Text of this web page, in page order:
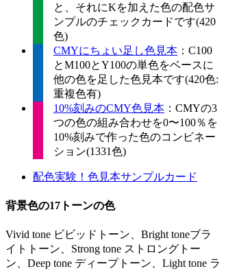
と、それにKを加えた色の配色サ
ンプルのチェックカードです(420
色)
CMYにちょい足し色見本 ：C100
とM100とY100の単色をベースに
他の色を足した色見本です(420色:
重複色有)
10%刻みのCMY色見本 ：CMYの3
つの色の組み合わせを0〜100％を
10%刻みで作った色のコンビネー
ション(1331色)
配色実験！色見本サンプルカード
背景色の17トーンの色
Vivid tone ビビッドトーン、Bright toneブラ
イトトーン、Strong tone ストロングトー
ン、Deep tone ディープトーン、Light tone ラ